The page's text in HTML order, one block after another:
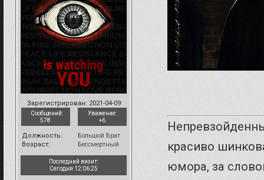
Зарегистрирован: 2021-04-09
Сообщений:
578
Уважение:
+6
Должность:
Большой Брат
Возраст:
Бессмертный
Последний визит:
Сегодня 12:06:25
красиво
юмора, за